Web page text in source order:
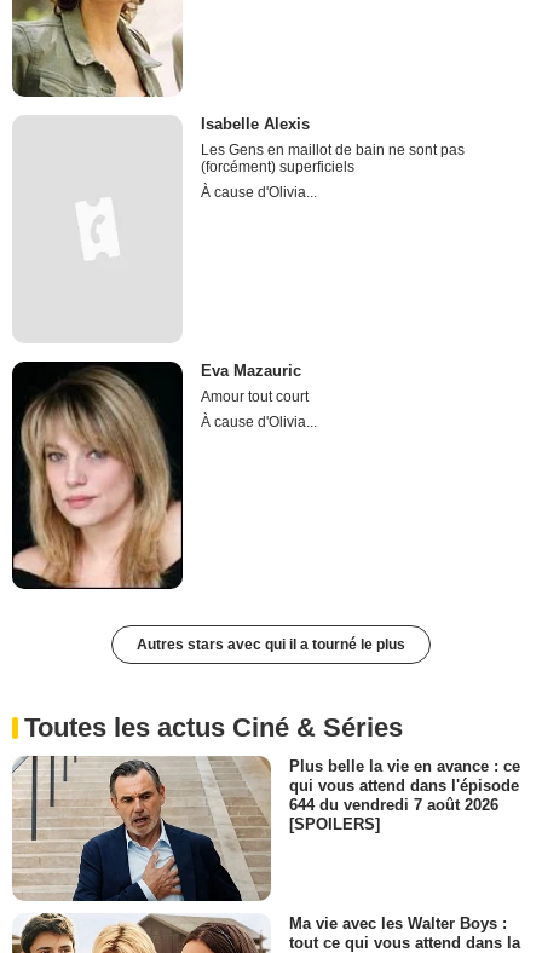
Isabelle Alexis
Les Gens en maillot de bain ne sont pas
(forcément) superficiels
À cause d'Olivia...
Eva Mazauric
Amour tout court
À cause d'Olivia...
Autres stars avec qui il a tourné le plus
Toutes les actus Ciné & Séries
Plus belle la vie en avance : ce
qui vous attend dans l'épisode
644 du vendredi 7 août 2026
[SPOILERS]
Ma vie avec les Walter Boys :
tout ce qui vous attend dans la